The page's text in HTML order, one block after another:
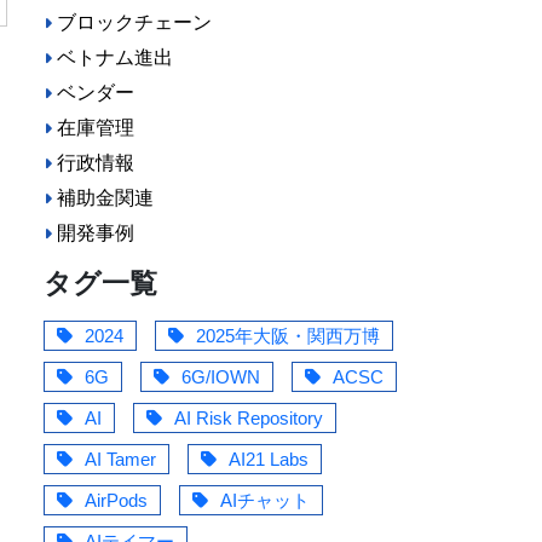
ブロックチェーン
ベトナム進出
ベンダー
在庫管理
行政情報
補助金関連
開発事例
タグ一覧
2024
2025年大阪・関西万博
6G
6G/IOWN
ACSC
AI
AI Risk Repository
AI Tamer
AI21 Labs
AirPods
AIチャット